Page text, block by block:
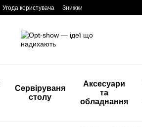
Угода користувача Знижки
Сервіруваня
столу
Аксесуари
та
обладнання